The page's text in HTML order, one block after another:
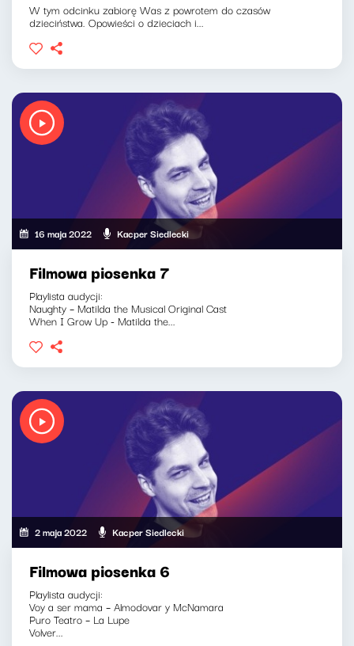
W tym odcinku zabiorę Was z powrotem do czasów
dzieciństwa. Opowieści o dzieciach i...
16 maja 2022 Kacper Siedlecki
Filmowa piosenka 7
Playlista audycji:
Naughty – Matilda the Musical Original Cast
When I Grow Up - Matilda the...
2 maja 2022 Kacper Siedlecki
Filmowa piosenka 6
Playlista audycji:
Voy a ser mama – Almodovar y McNamara
Puro Teatro – La Lupe
Volver...